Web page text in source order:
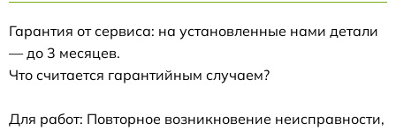
Гарантия от сервиса: на установленные нами детали
— до 3 месяцев.
Что считается гарантийным случаем?
Для работ: Повторное возникновение неисправности,